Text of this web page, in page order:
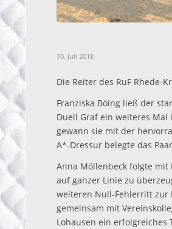
10. Juli 2018
Die Reiter des RuF
Franziska Böing ließ der
Duell Graf ein weiteres Mal
gewann sie mit der
A*-Dressur belegte das
Anna Möllenbeck folgte
auf ganzer Linie zu
weiteren Null-Fehlerritt zur
gemeinsam mit
Lohausen ein erfolgreiches